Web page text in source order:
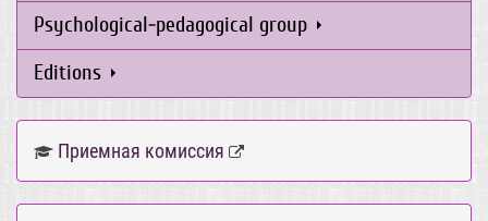
Psychological-pedagogical group
Editions
Приемная комиссия